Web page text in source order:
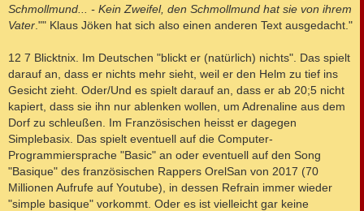
Schmollmund... - Kein Zweifel, den Schmollmund hat sie von ihrem
Vater ."" Klaus Jöken hat sich also einen anderen Text ausgedacht."
12 7 Blicktnix. Im Deutschen "blickt er (natürlich) nichts". Das spielt
darauf an, dass er nichts mehr sieht, weil er den Helm zu tief ins
Gesicht zieht. Oder/Und es spielt darauf an, dass er ab 20;5 nicht
kapiert, dass sie ihn nur ablenken wollen, um Adrenaline aus dem
Dorf zu schleußen. Im Französischen heisst er dagegen
Simplebasix. Das spielt eventuell auf die Computer-
Programmiersprache "Basic" an oder eventuell auf den Song
"Basique" des französischen Rappers OrelSan von 2017 (70
Millionen Aufrufe auf Youtube), in dessen Refrain immer wieder
"simple basique" vorkommt. Oder es ist vielleicht gar keine